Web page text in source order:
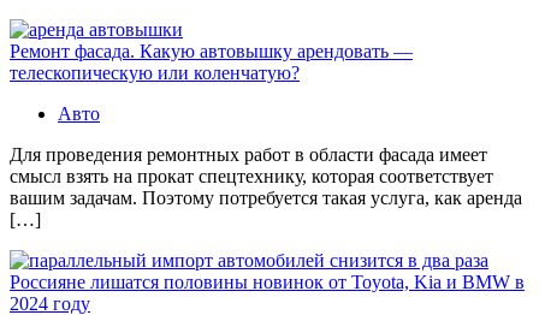
Ремонт фасада. Какую автовышку арендовать —
телескопическую или коленчатую?
Авто
Для проведения ремонтных работ в области фасада имеет
смысл взять на прокат спецтехнику, которая соответствует
вашим задачам. Поэтому потребуется такая услуга, как аренда
[…]
Россияне лишатся половины новинок от Toyota, Kia и BMW в
2024 году